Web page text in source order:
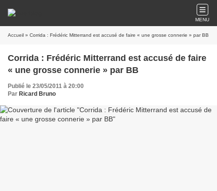
MENU
Accueil » Corrida : Frédéric Mitterrand est accusé de faire « une grosse connerie » par BB
Corrida : Frédéric Mitterrand est accusé de faire
« une grosse connerie » par BB
Publié le 23/05/2011 à 20:00
Par Ricard Bruno